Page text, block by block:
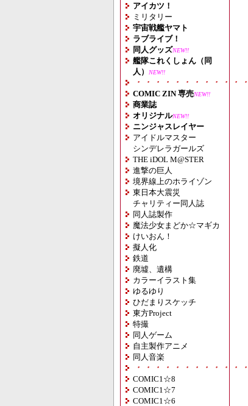
アイカツ！
ミリタリー
宇宙戦艦ヤマト
ラブライブ！
同人グッズNEW!!
艦隊これくしょん（同
人）
NEW!!
・・・・・・・・・・・
COMIC ZIN 専売NEW!!
商業誌
オリジナルNEW!!
ニンジャスレイヤー
アイドルマスター
シンデレラガールズ
THE iDOL M@STER
進撃の巨人
境界線上のホライゾン
東日本大震災
チャリティー同人誌
同人誌製作
魔法少女まどか☆マギカ
けいおん！
擬人化
鉄道
廃墟、遺構
カラーイラスト集
ゆるゆり
ひだまりスケッチ
東方Project
特撮
同人ゲーム
自主製作アニメ
同人音楽
・・・・・・・・・・・
COMIC1☆8
COMIC1☆7
COMIC1☆6